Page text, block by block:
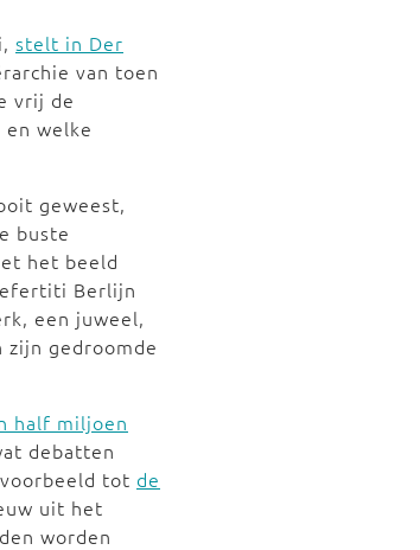
stelt in Der
van toen
vrij de
welke
geweest,
buste
het beeld
Berlijn
een juweel,
zijn gedroomde
half miljoen
debatten
tot de
uit het
worden